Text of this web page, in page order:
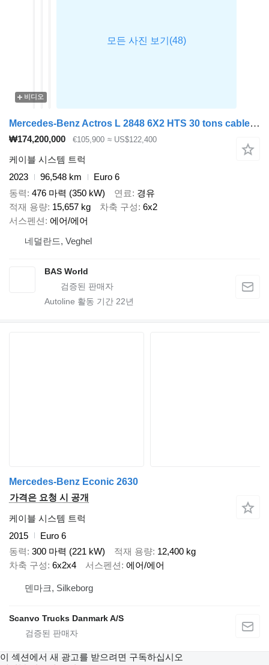
비디오
Mercedes-Benz Actros L 2848 6X2 HTS 30 tons cable system Lift-Axle Full Air Au
₩174,200,000 €105,900 ≈ US$122,400
케이블 시스템 트럭
2023
96,548 km
Euro 6
동력 476 마력 (350 kW) 연료
경유
적재 용량 15,657 kg 차축 구성 6x2
서스펜션 에어/에어
네덜란드, Veghel
BAS World
Autoline 활동 기간 22년
Mercedes-Benz Econic 2630
가격은 요청 시 공개
케이블 시스템 트럭
2015
Euro 6
동력 300 마력 (221 kW) 적재 용량 12,400 kg
차축 구성 6x2x4 서스펜션 에어/에어
덴마크, Silkeborg
Scanvo Trucks Danmark A/S
이 섹션에서 새 광고를 받으려면 구독하십시오